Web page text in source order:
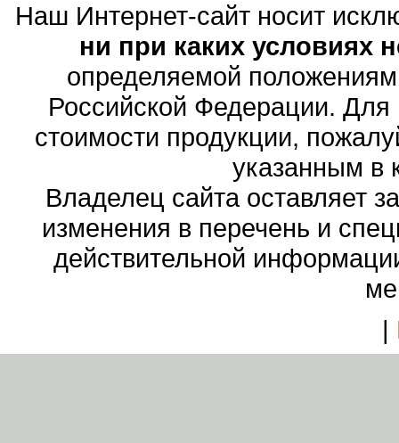
Наш Интернет-сайт носит
ни при каких условиях
определяемой
Российской Федерации.
стоимости продукции,
указанным в
Владелец сайта оставляет
изменения в перечень и
действительной
|